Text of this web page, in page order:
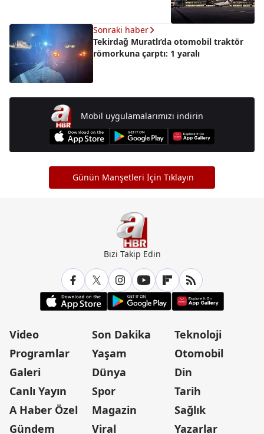
Sonraki haber
Tekirdağ Muratlı’da otomobil traktör
römorkuna çarptı: 1 yaralı
Mobil uygulamalarımızı indirin
Günün Manşetleri İçin Tıklayın
Bizi Takip Edin
Video
Programlar
Galeri
Canlı Yayın
A Haber Özel
Gündem
Son Dakika
Yaşam
Dünya
Spor
Magazin
Viral
Teknoloji
Otomobil
Din
Tarih
Sağlık
Yazarlar